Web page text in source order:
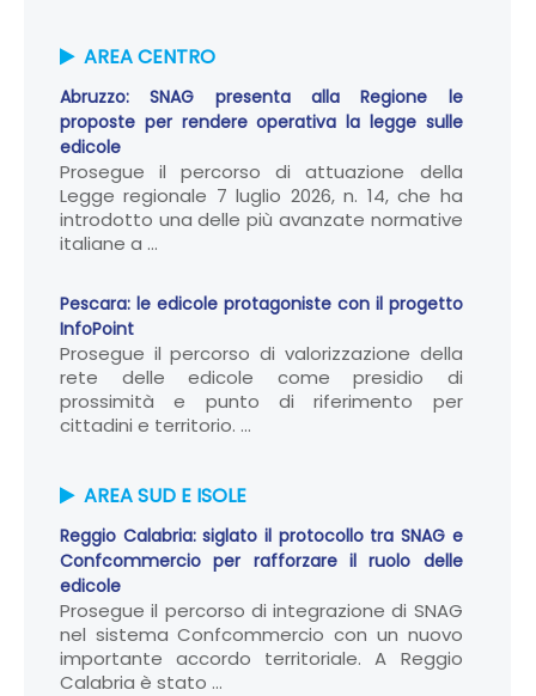
AREA CENTRO
Abruzzo: SNAG presenta alla Regione le
proposte per rendere operativa la legge sulle
edicole
Prosegue il percorso di attuazione della
Legge regionale 7 luglio 2026, n. 14, che ha
introdotto una delle più avanzate normative
italiane a ...
Pescara: le edicole protagoniste con il progetto
InfoPoint
Prosegue il percorso di valorizzazione della
rete delle edicole come presidio di
prossimità e punto di riferimento per
cittadini e territorio. ...
AREA SUD E ISOLE
Reggio Calabria: siglato il protocollo tra SNAG e
Confcommercio per rafforzare il ruolo delle
edicole
Prosegue il percorso di integrazione di SNAG
nel sistema Confcommercio con un nuovo
importante accordo territoriale. A Reggio
Calabria è stato ...